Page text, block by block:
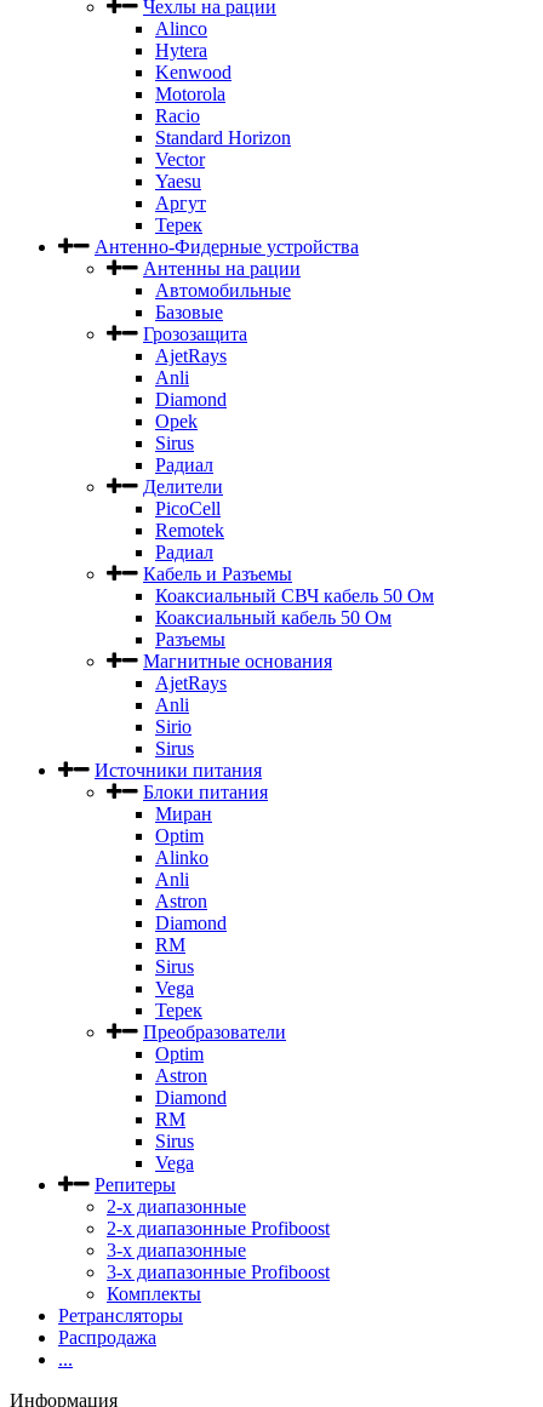
Чехлы на рации
Alinco
Hytera
Kenwood
Motorola
Racio
Standard Horizon
Vector
Yaesu
Аргут
Терек
Антенно-Фидерные устройства
Антенны на рации
Автомобильные
Базовые
Грозозащита
AjetRays
Anli
Diamond
Opek
Sirus
Радиал
Делители
PicoCell
Remotek
Радиал
Кабель и Разъемы
Коаксиальный СВЧ кабель 50 Ом
Коаксиальный кабель 50 Ом
Разъемы
Магнитные основания
AjetRays
Anli
Sirio
Sirus
Источники питания
Блоки питания
Миран
Optim
Alinko
Anli
Astron
Diamond
RM
Sirus
Vega
Терек
Преобразователи
Optim
Astron
Diamond
RM
Sirus
Vega
Репитеры
2-х диапазонные
2-х диапазонные Profiboost
3-х диапазонные
3-х диапазонные Profiboost
Комплекты
Ретрансляторы
Распродажа
...
Информация